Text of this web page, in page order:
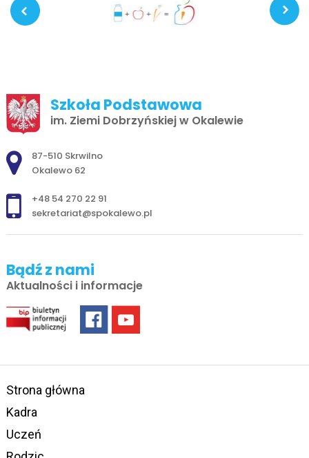
Szkoła Podstawowa
im. Ziemi Dobrzyńskiej w Okalewie
Adres pocztowy:
87-510 Skrwilno
Okalewo 62
+48 54 270 22 91
sekretariat@spokalewo.pl
Bądź z nami
Aktualności i informacje
Strona główna
Kadra
Uczeń